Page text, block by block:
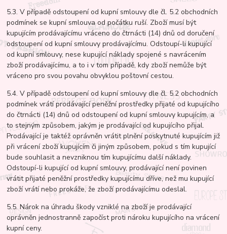
5.3. V případě odstoupení od kupní smlouvy dle čl. 5.2 obchodních
podmínek se kupní smlouva od počátku ruší. Zboží musí být
kupujícím prodávajícímu vráceno do čtrnácti (14) dnů od doručení
odstoupení od kupní smlouvy prodávajícímu. Odstoupí-li kupující
od kupní smlouvy, nese kupující náklady spojené s navrácením
zboží prodávajícímu, a to i v tom případě, kdy zboží nemůže být
vráceno pro svou povahu obvyklou poštovní cestou.
5.4. V případě odstoupení od kupní smlouvy dle čl. 5.2 obchodních
podmínek vrátí prodávající peněžní prostředky přijaté od kupujícího
do čtrnácti (14) dnů od odstoupení od kupní smlouvy kupujícím, a
to stejným způsobem, jakým je prodávající od kupujícího přijal.
Prodávající je taktéž oprávněn vrátit plnění poskytnuté kupujícím již
při vrácení zboží kupujícím či jiným způsobem, pokud s tím kupující
bude souhlasit a nevzniknou tím kupujícímu další náklady.
Odstoupí-li kupující od kupní smlouvy, prodávající není povinen
vrátit přijaté peněžní prostředky kupujícímu dříve, než mu kupující
zboží vrátí nebo prokáže, že zboží prodávajícímu odeslal.
5.5. Nárok na úhradu škody vzniklé na zboží je prodávající
oprávněn jednostranně započíst proti nároku kupujícího na vrácení
kupní ceny.